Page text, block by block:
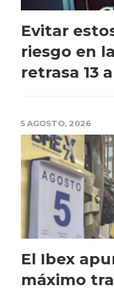
Evitar
riesgo en
retrasa 13
5 AGOSTO, 2026
El Ibex
máximo